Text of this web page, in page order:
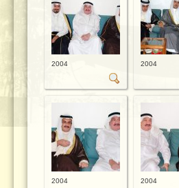
2004 2004
2004 2004